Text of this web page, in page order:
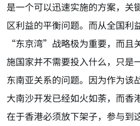
是一个可以迅速实施的方案，关
区利益的平衡问题。而从全国利
“东京湾”战略极为重要，而且
施国家并不需要投入什么，只是
东南亚关系的问题。因为作为该
大南沙开发已经如火如荼，而香
在于香港必须放下架子，参与到